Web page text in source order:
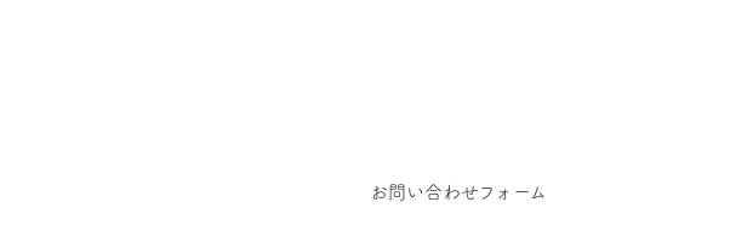
お問い合わせフォーム